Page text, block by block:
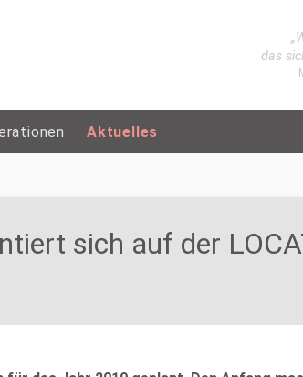
das
Aktuelles
sich auf der